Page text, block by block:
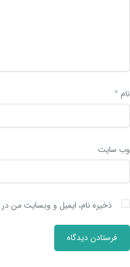
نام *
وب‌ سایت
ذخیره نام، ایمیل و وبسایت من